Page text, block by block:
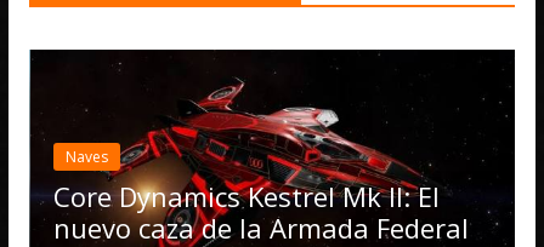
Mk II: El
Federal
Elite Dangerous
actualización 4.4.0:
Operations, el
numerosas mejoras